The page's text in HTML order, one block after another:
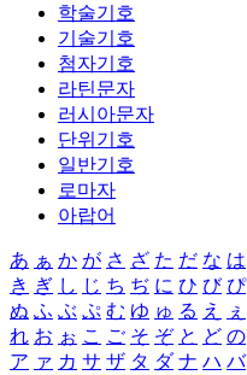
학술기호
기술기호
첨자기호
라틴문자
러시아문자
단위기호
일반기호
로마자
아랍어
あ ぁ か が さ ざ た だ な は
き ぎ し じ ち ぢ に ひ び ぴ
ぬ ふ ぶ ぷ む ゆ ゅ る え ぇ
れ お ぉ こ ご そ ぞ と ど の
ア ァ カ サ ザ タ ダ ナ ハ バ